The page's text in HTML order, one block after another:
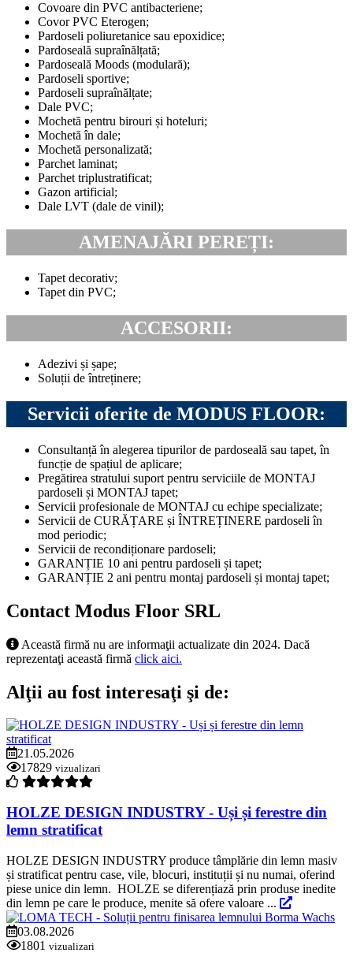
Covoare din PVC antibacteriene;
Covor PVC Eterogen;
Pardoseli poliuretanice sau epoxidice;
Pardoseală supraînălțată;
Pardoseală Moods (modulară);
Pardoseli sportive;
Pardoseli supraînălțate;
Dale PVC;
Mochetă pentru birouri și hoteluri;
Mochetă în dale;
Mochetă personalizată;
Parchet laminat;
Parchet triplustratificat;
Gazon artificial;
Dale LVT (dale de vinil);
AMENAJĂRI PEREȚI:
Tapet decorativ;
Tapet din PVC;
ACCESORII:
Adezivi și șape;
Soluții de întreținere;
Servicii oferite de MODUS FLOOR:
Consultanță în alegerea tipurilor de pardoseală sau tapet, în
funcție de spațiul de aplicare;
Pregătirea stratului suport pentru serviciile de MONTAJ
pardoseli și MONTAJ tapet;
Servicii profesionale de MONTAJ cu echipe specializate;
Servicii de CURĂȚARE și ÎNTREȚINERE pardoseli în
mod periodic;
Servicii de recondiționare pardoseli;
GARANȚIE 10 ani pentru pardoseli și tapet;
GARANȚIE 2 ani pentru montaj pardoseli și montaj tapet;
Contact Modus Floor SRL
Această firmă nu are informaţii actualizate din 2024. Dacă
reprezentaţi această firmă click aici.
Alţii au fost interesaţi şi de:
21.05.2026
17829 vizualizari
HOLZE DESIGN INDUSTRY - Uși și ferestre din
lemn stratificat
HOLZE DESIGN INDUSTRY produce tâmplărie din lemn masiv
și stratificat pentru case, vile, blocuri, instituții și nu numai, oferind
piese unice din lemn. HOLZE se diferențiază prin produse inedite
din lemn pe care le produce, menite să ofere valoare ...
03.08.2026
1801 vizualizari